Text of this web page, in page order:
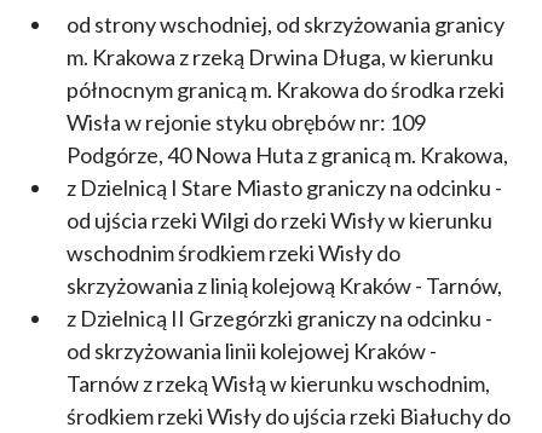
od strony wschodniej, od skrzyżowania granicy
m. Krakowa z rzeką Drwina Długa, w kierunku
północnym granicą m. Krakowa do środka rzeki
Wisła w rejonie styku obrębów nr: 109
Podgórze, 40 Nowa Huta z granicą m. Krakowa,
z Dzielnicą I Stare Miasto graniczy na odcinku -
od ujścia rzeki Wilgi do rzeki Wisły w kierunku
wschodnim środkiem rzeki Wisły do
skrzyżowania z linią kolejową Kraków - Tarnów,
z Dzielnicą II Grzegórzki graniczy na odcinku -
od skrzyżowania linii kolejowej Kraków -
Tarnów z rzeką Wisłą w kierunku wschodnim,
środkiem rzeki Wisły do ujścia rzeki Białuchy do